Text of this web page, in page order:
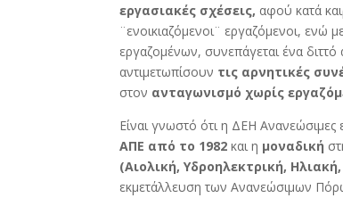
εργασιακές σχέσεις, αφού κατά
¨ενοικιαζόμενοι¨ εργαζόμενοι,
εργαζομένων, συνεπάγεται ένα
αντιμετωπίσουν τις αρνητικές
στον ανταγωνισμό χωρίς
Είναι γνωστό ότι η ΔΕΗ Ανανεώσιμες
ΑΠΕ από το 1982 και η μοναδική
(Αιολική, Υδροηλεκτρική,
εκμετάλλευση των Ανανεώσιμων